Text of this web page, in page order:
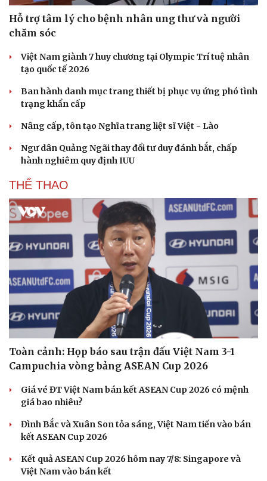
Văn hóa
Văn học
Âm nhạc
Di sản
Giải trí
Thời trang
Hỗ trợ tâm lý cho bệnh nhân ung thư và người
chăm sóc
Việt Nam giành 7 huy chương tại Olympic Trí tuệ nhân
tạo quốc tế 2026
Ban hành danh mục trang thiết bị phục vụ ứng phó tình
trạng khẩn cấp
Nâng cấp, tôn tạo Nghĩa trang liệt sĩ Việt - Lào
Ngư dân Quảng Ngãi thay đổi tư duy đánh bắt, chấp
hành nghiêm quy định IUU
THỂ THAO
Toàn cảnh: Họp báo sau trận đấu Việt Nam 3-1
Campuchia vòng bảng ASEAN Cup 2026
Giá vé ĐT Việt Nam bán kết ASEAN Cup 2026 có mệnh
giá bao nhiêu?
Đình Bắc và Xuân Son tỏa sáng, Việt Nam tiến vào bán
kết ASEAN Cup 2026
Kết quả ASEAN Cup 2026 hôm nay 7/8: Singapore và
Việt Nam vào bán kết